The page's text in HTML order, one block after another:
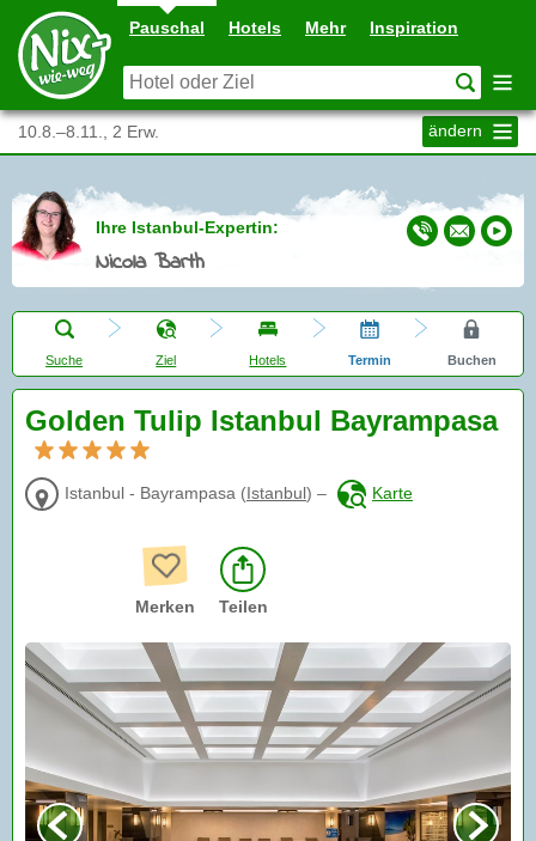
Pauschal Hotels Mehr Inspiration
10.8.–8.11., 2 Erw. ändern
Ihre Istanbul-Expertin:
Nicola Barth
Suche Ziel Hotels Termin Buchen
Golden Tulip Istanbul Bayrampasa
Istanbul - Bayrampasa (Istanbul) – Karte
Merken Teilen